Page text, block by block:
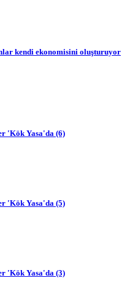
kendi ekonomisini oluşturuyor
'Kök Yasa'da (6)
'Kök Yasa'da (5)
'Kök Yasa'da (3)